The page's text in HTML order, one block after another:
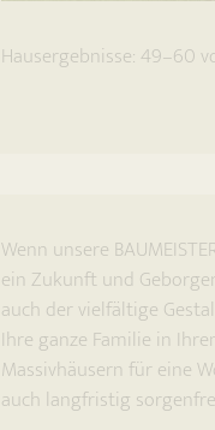
Hausergebnisse: 49–60
Wenn unsere
ein Zukunft und
auch der vielfältige
Ihre ganze Familie in
Massivhäusern für eine
auch langfristig